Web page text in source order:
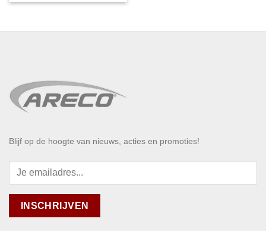
Blijf op de hoogte van nieuws, acties en promoties!